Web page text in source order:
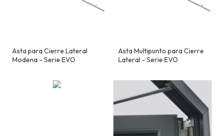
Asta para Cierre Lateral
Modena - Serie EVO
Asta Multipunto para Cierre
Lateral - Serie EVO